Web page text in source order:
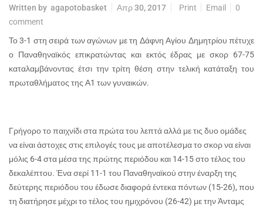
Written by agapotobasket Απρ 30, 2017 Print Email
0
comment
Το 3-1 στη σειρά των αγώνων με τη Δάφνη Αγίου Δημητρίου πέτυχε
ο Παναθηναϊκός επικρατώντας και εκτός έδρας με σκορ 67-75
καταλαμβάνοντας έτσι την τρίτη θέση στην τελική κατάταξη του
πρωταθλήματος της Α1 των γυναικών.
Γρήγορο το παιχνίδι στα πρώτα του λεπτά αλλά με τις δυο ομάδες
να είναι άστοχες στις επιλογές τους με αποτέλεσμα το σκορ να είναι
μόλις 6-4 στα μέσα της πρώτης περιόδου και 14-15 στο τέλος του
δεκαλέπτου. Ένα σερί 11-1 του Παναθηναϊκού στην έναρξη της
δεύτερης περιόδου του έδωσε διαφορά έντεκα πόντων (15-26), που
τη διατήρησε μέχρι το τέλος του ημιχρόνου (26-42) με την Άνταμς